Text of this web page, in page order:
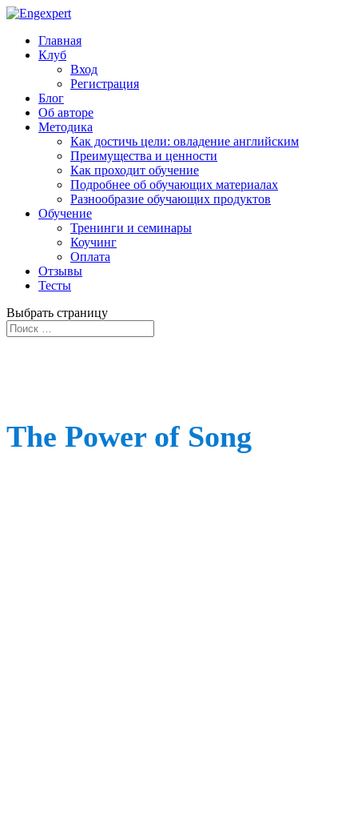
Главная
Клуб
Вход
Регистрация
Блог
Об авторе
Методика
Как достичь цели: овладение английским
Преимущества и ценности
Как проходит обучение
Подробнее об обучающих материалах
Разнообразие обучающих продуктов
Обучение
Тренинги и семинары
Коучинг
Оплата
Отзывы
Тесты
Выбрать страницу
The Power of Song